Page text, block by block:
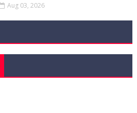
Aug 03, 2026